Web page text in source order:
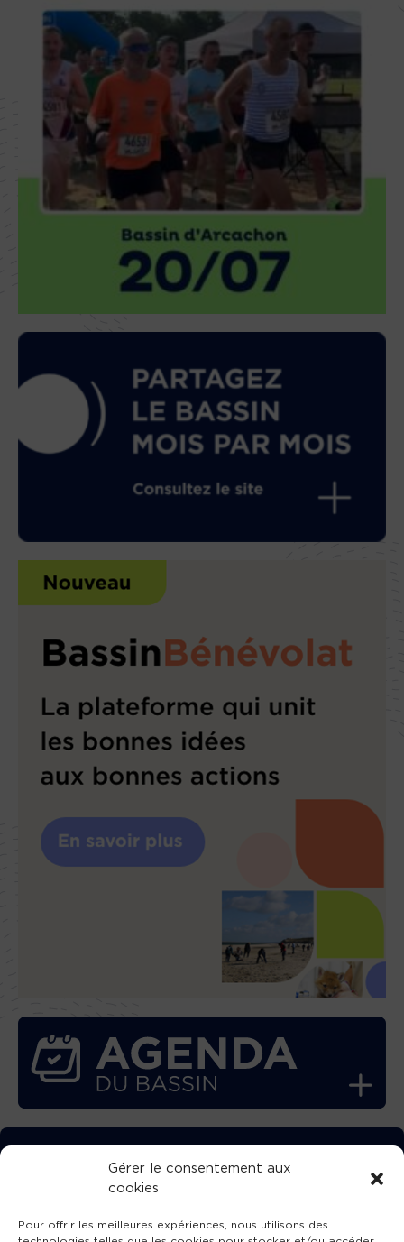
Gérer le consentement aux
cookies
Pour offrir les meilleures expériences, nous utilisons des
TÉLÉCHARGEZ GRATUITEMENT
L’APPLICATION TVBA !